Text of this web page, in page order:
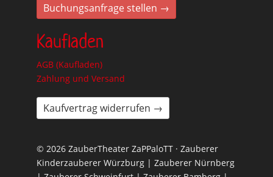
Buchungsanfrage stellen →
Kaufladen
AGB (Kaufladen)
Zahlung und Versand
Kaufvertrag widerrufen →
© 2026 ZauberTheater ZaPPaloTT · Zauberer
Kinderzauberer Würzburg | Zauberer Nürnberg